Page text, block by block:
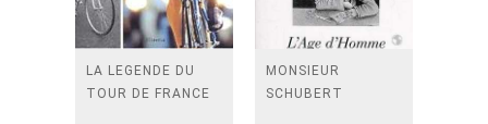
LA LEGENDE DU
TOUR DE FRANCE
MONSIEUR
SCHUBERT